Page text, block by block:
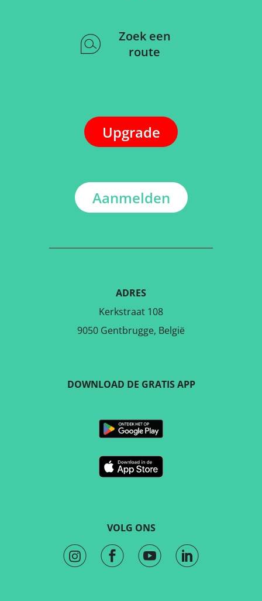
Zoek een
route
Upgrade
Aanmelden
ADRES
Kerkstraat 108
9050 Gentbrugge, België
VOLG ONS
DOWNLOAD DE GRATIS APP